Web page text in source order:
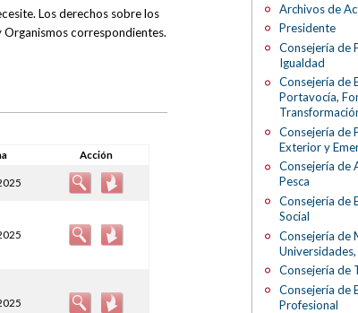
Los derechos sobre los
correspondientes.
Acción
Archivos de
Presidente
Consejería de
Igualdad
Consejería de
Portavocía,
Consejería de
Exterior y
Consejería de
Pesca
Consejería de
Social
Consejería de
Consejería de
Consejería de
Profesional